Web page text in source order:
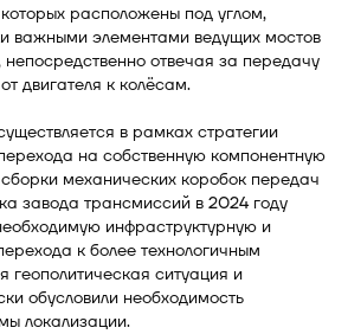
расположены под углом,
важными элементами ведущих мостов
непосредственно отвечая за передачу
двигателя к колёсам.
в рамках стратегии
на собственную компонентную
механических коробок передач
завода трансмиссий в 2024 году
инфраструктурную и
к более технологичным
геополитическая ситуация и
обусловили необходимость
локализации.